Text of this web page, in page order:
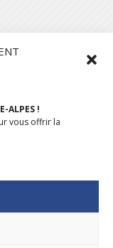
ALPES !
vous offrir la